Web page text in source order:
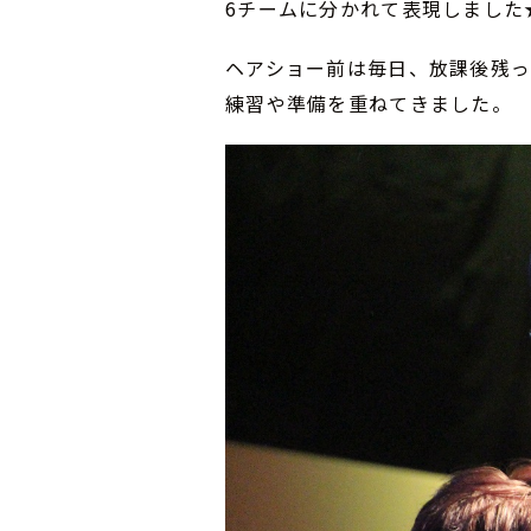
6チームに分かれて表現しまし
ヘアショー前は毎日、放課後残
練習や準備を重ねてきました。